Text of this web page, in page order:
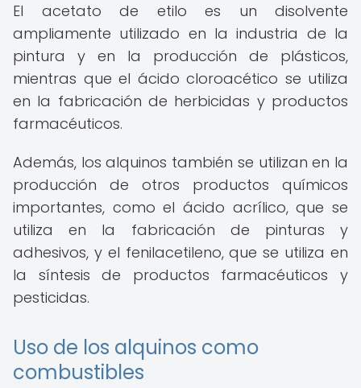
El acetato de etilo es un disolvente
ampliamente utilizado en la industria de la
pintura y en la producción de plásticos,
mientras que el ácido cloroacético se utiliza
en la fabricación de herbicidas y productos
farmacéuticos.
Además, los alquinos también se utilizan en la
producción de otros productos químicos
importantes, como el ácido acrílico, que se
utiliza en la fabricación de pinturas y
adhesivos, y el fenilacetileno, que se utiliza en
la síntesis de productos farmacéuticos y
pesticidas.
Uso de los alquinos como
combustibles